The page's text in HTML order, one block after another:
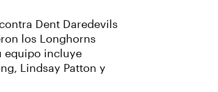
Dent Daredevils
los Longhorns
equipo incluye
Lindsay Patton y